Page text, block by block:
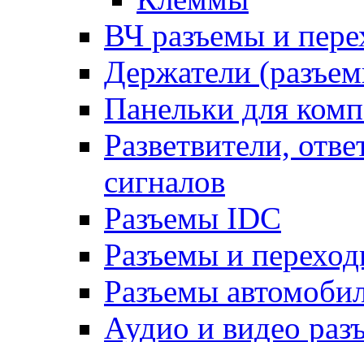
ВЧ разъемы и
Держатели
Панельки для
Разветвители,
сигналов
Разъемы IDC
Разъемы и
Разъемы
Аудио и видео